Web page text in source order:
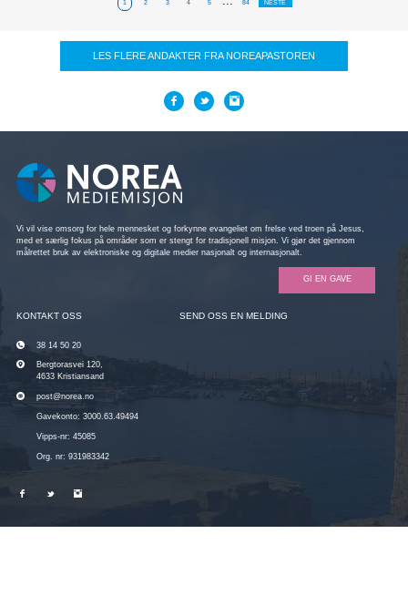
1 2 3 4 5 84 NESTE
LES FLERE ANDAKTER FRA NOREAPASTOREN
Vi vil vise omsorg for hele mennesket og forkynne evangeliet om frelse ved troen på Jesus,
med et særlig fokus på områder som er stengt for tradisjonell misjon. Vi gjør det gjennom
målrettet bruk av elektroniske og digitale medier nasjonalt og internasjonalt.
GI EN GAVE
KONTAKT OSS
38 14 50 20
Bergtorasvei 120,
4633 Kristiansand
post@norea.no
Gavekonto: 3000.63.49494
Vipps-nr: 45085
Org. nr: 931983342
SEND OSS EN MELDING